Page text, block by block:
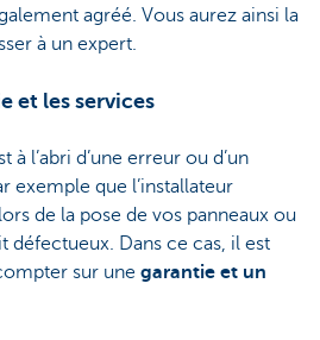
agréé. Vous aurez ainsi la
à un expert.
et les services
à l’abri d’une erreur ou d’un
exemple que l’installateur
de la pose de vos panneaux ou
défectueux. Dans ce cas, il est
sur une garantie et un